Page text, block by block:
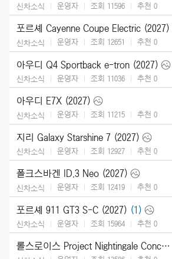
신차소식 운영자 조회 11596 추천 0
포르셰 Cayenne Coupe Electric (2027)
신차소식 운영자 조회 12651 추천 0
아우디 Q4 Sportback e-tron (2027)
신차소식 운영자 조회 11036 추천 0
아우디 E7X (2027)
신차소식 운영자 조회 11215 추천 0
지리 Galaxy Starshine 7 (2027)
신차소식 운영자 조회 12927 추천 0
폴크스바겐 ID.3 Neo (2027)
신차소식 운영자 조회 12419 추천 0
포르셰 911 GT3 S-C (2027) (1)
신차소식 운영자 조회 15964 추천 0
롤스로이스 Project Nightingale Concept (2026)